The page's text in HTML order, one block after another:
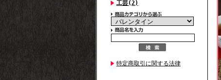
工芸(2)
特定商取引に関する法律